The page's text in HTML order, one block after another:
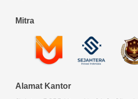
Mitra
Alamat Kantor